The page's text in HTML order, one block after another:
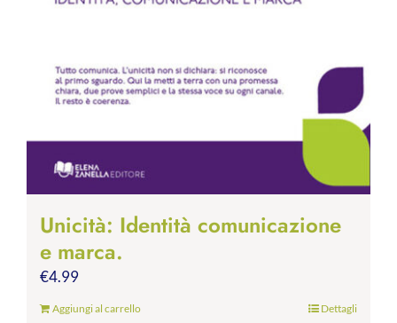
Unicità: Identità comunicazione
e marca.
€4.99
Aggiungi al carrello Dettagli